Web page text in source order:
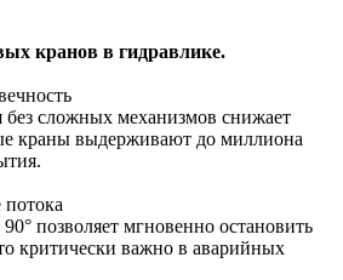
кранов в гидравлике.
без сложных механизмов снижает
краны выдерживают до миллиона
потока
позволяет мгновенно остановить
критически важно в аварийных